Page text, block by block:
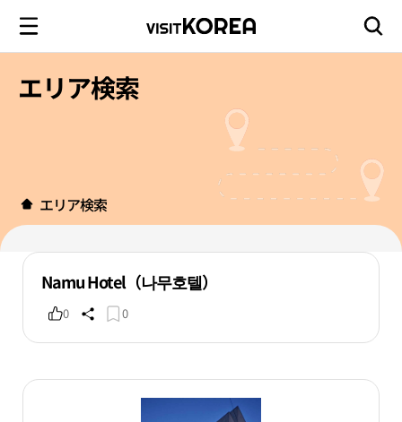
エリア検索
エリア検索
Namu Hotel（나무호텔）
0 0